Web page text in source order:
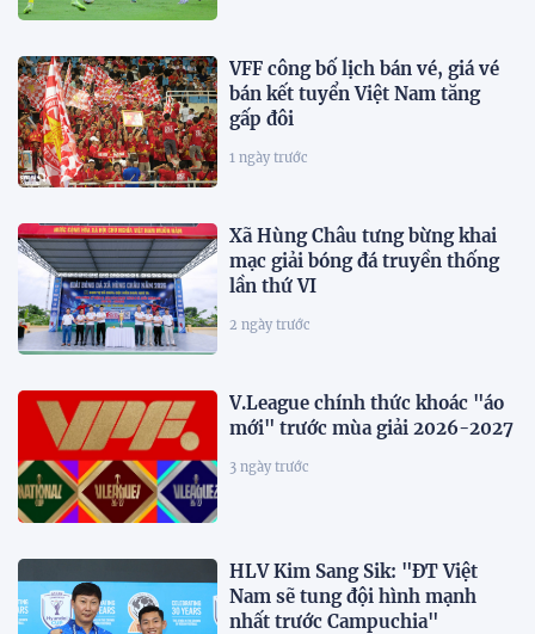
VFF công bố lịch bán vé, giá vé
bán kết tuyển Việt Nam tăng
gấp đôi
1 ngày trước
Xã Hùng Châu tưng bừng khai
mạc giải bóng đá truyền thống
lần thứ VI
2 ngày trước
V.League chính thức khoác "áo
mới" trước mùa giải 2026-2027
3 ngày trước
HLV Kim Sang Sik: "ĐT Việt
Nam sẽ tung đội hình mạnh
nhất trước Campuchia"